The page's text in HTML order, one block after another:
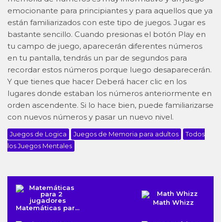
emocionante para principiantes y para aquellos que ya
están familiarizados con este tipo de juegos. Jugar es
bastante sencillo. Cuando presionas el botón Play en
tu campo de juego, aparecerán diferentes números
en tu pantalla, tendrás un par de segundos para
recordar estos números porque luego desaparecerán.
Y que tienes que hacer Deberá hacer clic en los
lugares donde estaban los números anteriormente en
orden ascendente. Si lo hace bien, puede familiarizarse
con nuevos números y pasar un nuevo nivel.
Juegos de Logica Juegos de Memoria para adultos
Todos
los Juegos Mentales
Matemáticas par...
Math Whizz